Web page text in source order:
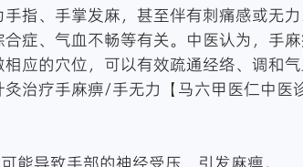
指、手掌发麻，甚至伴有刺痛感或无
症、气血不畅等有关。中医认为，手
应的穴位，可以有效疏通经络、调和
治疗手麻痹/手无力【马六甲医仁中医